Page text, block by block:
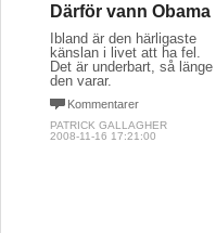
Därför vann Obama
Ibland är den härligaste
känslan i livet att ha fel.
Det är underbart, så länge
den varar.
Kommentarer
PATRICK GALLAGHER
2008-11-16 17:21:00